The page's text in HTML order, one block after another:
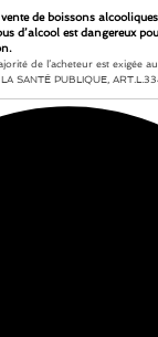
de boissons
d’alcool est dangereux
de l’acheteur est exigée
SANTÉ PUBLIQUE,